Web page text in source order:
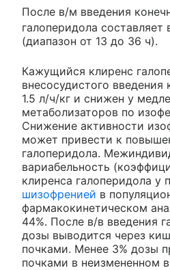
После в/м введения
галоперидола составляет
(диапазон от 13 до 36 ч).
Кажущийся клиренс
внесосудистого введения
1.5 л/ч/кг и снижен у
метаболизаторов по
Снижение активности
может привести к
галоперидола.
вариабельность
клиренса галоперидола у
шизофренией в
фармакокинетическом
44%. После в/в введения
дозы выводится через
почками. Менее 3% дозы
почками в неизмененном